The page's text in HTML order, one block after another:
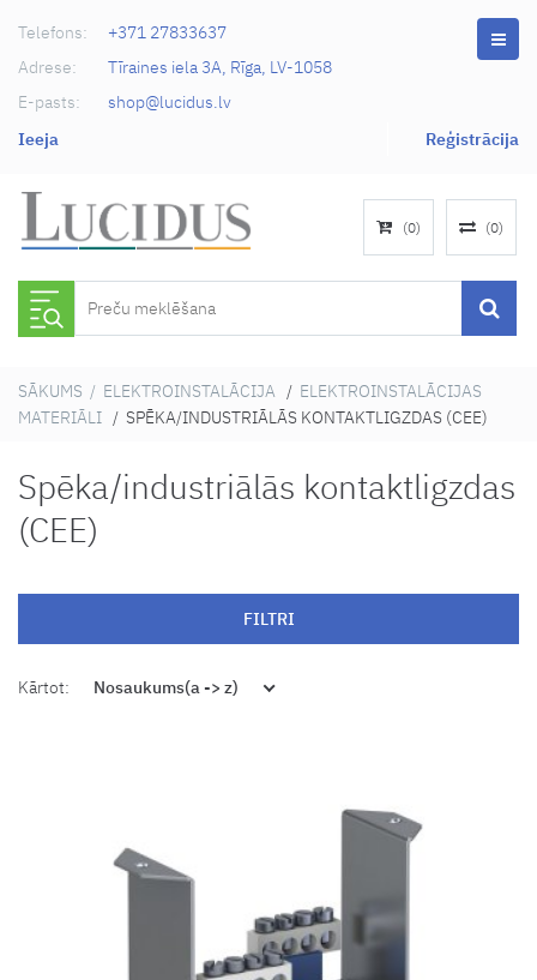
Telefons:
+371 27833637
Adrese:
Tīraines iela 3A, Rīga, LV-1058
E-pasts:
shop@lucidus.lv
Ieeja
Reģistrācija
(0) (0)
SĀKUMS / ELEKTROINSTALĀCIJA / ELEKTROINSTALĀCIJAS
MATERIĀLI / SPĒKA/INDUSTRIĀLĀS KONTAKTLIGZDAS (CEE)
Spēka/industriālās kontaktligzdas
(CEE)
FILTRI
Kārtot: Nosaukums(a -> z)